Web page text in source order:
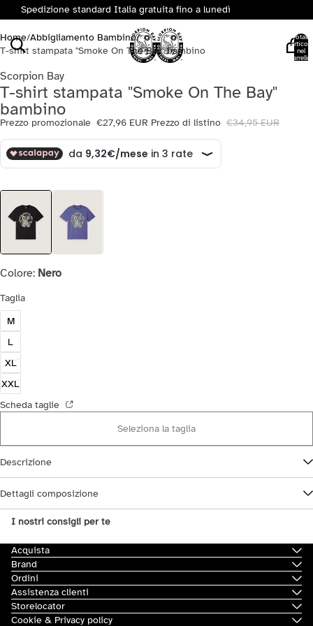
Spedizione standard Italia gratuita fino a lunedì
Totale
articoli
nel
carrello:
Home/Abbigliamento Bambino/
T-shirt stampata "Smoke On The Bay" bambino
Scorpion Bay
T-shirt stampata "Smoke On The Bay"
bambino
Prezzo promozionale €27,96 EUR Prezzo di listino €34,95 EUR
Colore: Nero
Taglia
M
L
XL
XXL
Scheda taglie
Seleziona la taglia
Descrizione
Dettagli composizione
I nostri consigli per te
Acquista
Brand
Ordini
Assistenza clienti
Storelocator
Cookie & Privacy policy